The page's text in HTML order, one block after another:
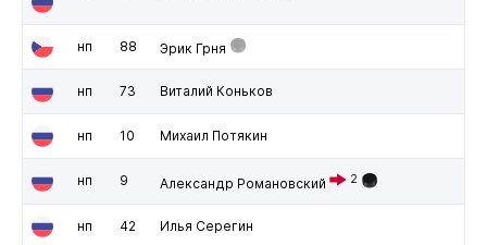
нп 88 Эрик Грня
нп 73 Виталий Коньков
нп 10 Михаил Потякин
нп 9 Александр Романовский 2
нп 42 Илья Серегин